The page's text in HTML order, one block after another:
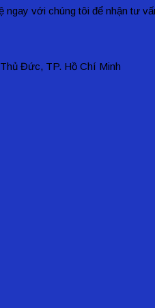
ngay với chúng tôi để nhận tư
Đức, TP. Hồ Chí Minh